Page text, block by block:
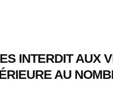
INTERDIT AUX
AU